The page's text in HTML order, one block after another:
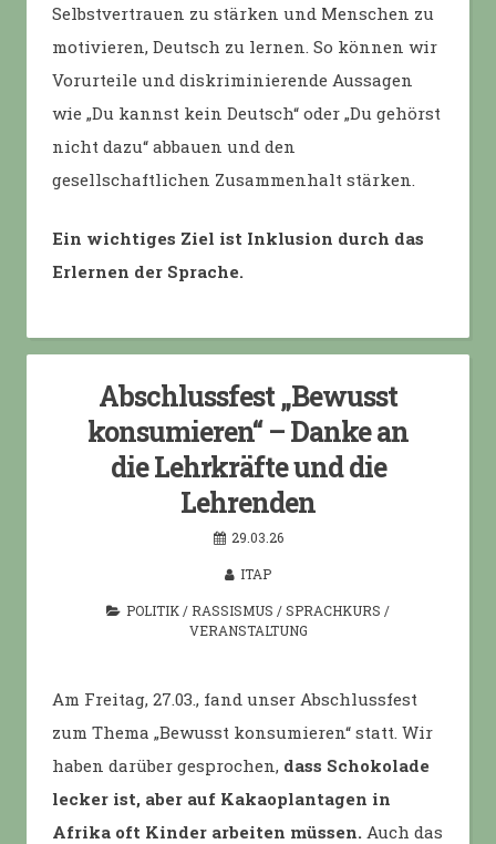
Selbstvertrauen zu stärken und Menschen zu
motivieren, Deutsch zu lernen. So können wir
Vorurteile und diskriminierende Aussagen
wie „Du kannst kein Deutsch“ oder „Du gehörst
nicht dazu“ abbauen und den
gesellschaftlichen Zusammenhalt stärken.
Ein wichtiges Ziel ist Inklusion durch das
Erlernen der Sprache.
Abschlussfest „Bewusst
konsumieren“ – Danke an
die Lehrkräfte und die
Lehrenden
29.03.26
ITAP
POLITIK / RASSISMUS /SPRACHKURS /
VERANSTALTUNG
Am Freitag, 27.03., fand unser Abschlussfest
zum Thema „Bewusst konsumieren“ statt. Wir
haben darüber gesprochen, dass Schokolade
lecker ist, aber auf Kakaoplantagen in
Afrika oft Kinder arbeiten müssen. Auch das